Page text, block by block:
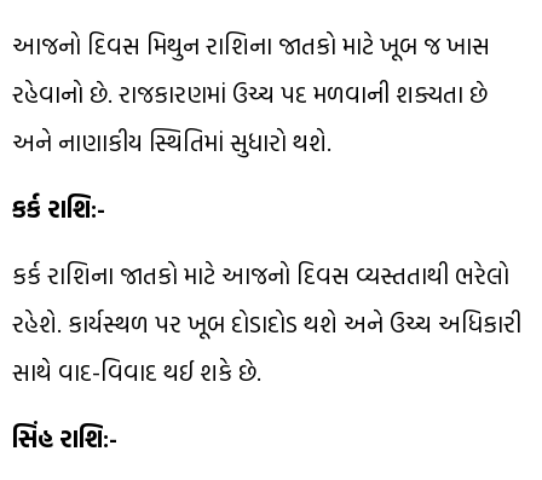
આજનો દિવસ મિથુન રાશિના જાતકો માટે ખૂબ જ ખાસ
રહેવાનો છે. રાજકારણમાં ઉચ્ચ પદ મળવાની શક્યતા છે
અને નાણાકીય સ્થિતિમાં સુધારો થશે.
કર્ક રાશિ:-
કર્ક રાશિના જાતકો માટે આજનો દિવસ વ્યસ્તતાથી ભરેલો
રહેશે. કાર્યસ્થળ પર ખૂબ દોડાદોડ થશે અને ઉચ્ચ અધિકારી
સાથે વાદ-વિવાદ થઈ શકે છે.
સિંહ રાશિ:-